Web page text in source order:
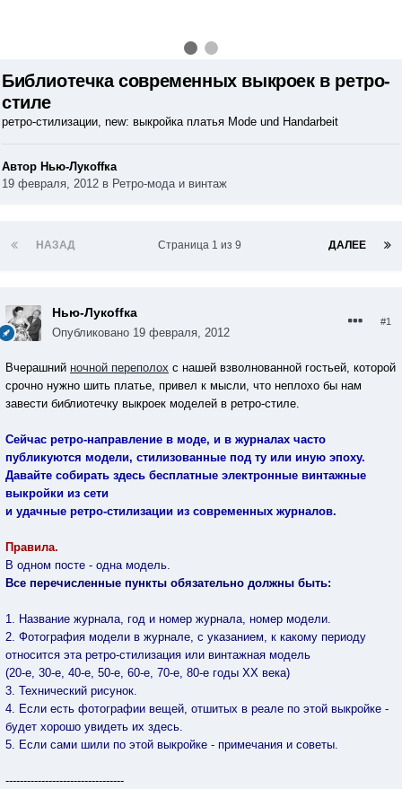
Библиотечка современных выкроек в ретро-
стиле
ретро-стилизации, new: выкройка платья Mode und Handarbeit
Автор Нью-Лукoffка
19 февраля, 2012 в Ретро-мода и винтаж
НАЗАД ДАЛЕЕ
Страница 1 из 9
Нью-Лукoffка
Опубликовано 19 февраля, 2012
#1
Вчерашний ночной переполох с нашей взволнованной гостьей, которой
срочно нужно шить платье, привел к мысли, что неплохо бы нам
завести библиотечку выкроек моделей в ретро-стиле.
Сейчас ретро-направление в моде, и в журналах часто
публикуются модели, стилизованные под ту или иную эпоху.
Давайте собирать здесь бесплатные электронные винтажные
выкройки из сети
и удачные ретро-стилизации из современных журналов.
Правила.
В одном посте - одна модель.
Все перечисленные пункты обязательно должны быть:
1. Название журнала, год и номер журнала, номер модели.
2. Фотография модели в журнале, с указанием, к какому периоду
относится эта ретро-стилизация или винтажная модель
(20-е, 30-е, 40-е, 50-е, 60-е, 70-е, 80-е годы ХХ века)
3. Технический рисунок.
4. Если есть фотографии вещей, отшитых в реале по этой выкройке -
будет хорошо увидеть их здесь.
5. Если сами шили по этой выкройке - примечания и советы.
---------------------------------